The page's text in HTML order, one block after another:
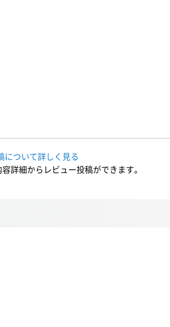
について詳しく見る
詳細からレビュー投稿ができます。